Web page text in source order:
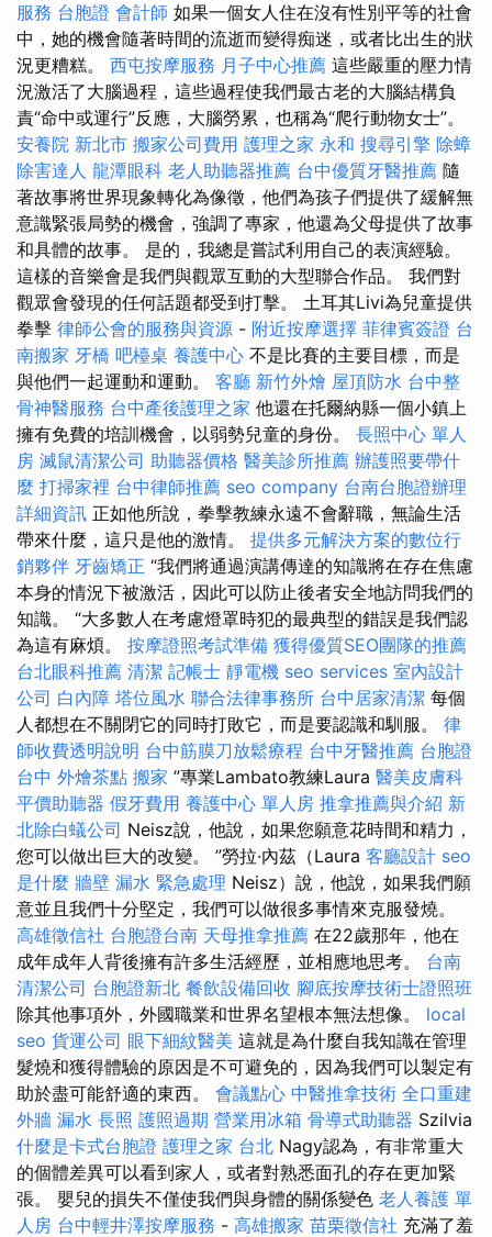
服務 台胞證 會計師 如果一個女人住在沒有性別平等的社會
中，她的機會隨著時間的流逝而變得痴迷，或者比出生的狀
況更糟糕。 西屯按摩服務 月子中心推薦 這些嚴重的壓力情
況激活了大腦過程，這些過程使我們最古老的大腦結構負
責“命中或運行”反應，大腦勞累，也稱為“爬行動物女士”。
安養院 新北市 搬家公司費用 護理之家 永和 搜尋引擎 除蟑
除害達人 龍潭眼科 老人助聽器推薦 台中優質牙醫推薦 隨
著故事將世界現象轉化為像徵，他們為孩子們提供了緩解無
意識緊張局勢的機會，強調了專家，他還為父母提供了故事
和具體的故事。 是的，我總是嘗試利用自己的表演經驗。
這樣的音樂會是我們與觀眾互動的大型聯合作品。 我們對
觀眾會發現的任何話題都受到打擊。 土耳其Livi為兒童提供
拳擊 律師公會的服務與資源 - 附近按摩選擇 菲律賓簽證 台
南搬家 牙橋 吧檯桌 養護中心 不是比賽的主要目標，而是
與他們一起運動和運動。 客廳 新竹外燴 屋頂防水 台中整
骨神醫服務 台中產後護理之家 他還在托爾納縣一個小鎮上
擁有免費的培訓機會，以弱勢兒童的身份。 長照中心 單人
房 滅鼠清潔公司 助聽器價格 醫美診所推薦 辦護照要帶什
麼 打掃家裡 台中律師推薦 seo company 台南台胞證辦理
詳細資訊 正如他所說，拳擊教練永遠不會辭職，無論生活
帶來什麼，這只是他的激情。 提供多元解決方案的數位行
銷夥伴 牙齒矯正 “我們將通過演講傳達的知識將在存在焦慮
本身的情況下被激活，因此可以防止後者安全地訪問我們的
知識。 “大多數人在考慮燈罩時犯的最典型的錯誤是我們認
為這有麻煩。 按摩證照考試準備 獲得優質SEO團隊的推薦
台北眼科推薦 清潔 記帳士 靜電機 seo services 室內設計
公司 白內障 塔位風水 聯合法律事務所 台中居家清潔 每個
人都想在不關閉它的同時打敗它，而是要認識和馴服。 律
師收費透明說明 台中筋膜刀放鬆療程 台中牙醫推薦 台胞證
台中 外燴茶點 搬家 ”專業Lambato教練Laura 醫美皮膚科
平價助聽器 假牙費用 養護中心 單人房 推拿推薦與介紹 新
北除白蟻公司 Neisz說，他說，如果您願意花時間和精力，
您可以做出巨大的改變。 ”勞拉·內茲（Laura 客廳設計 seo
是什麼 牆壁 漏水 緊急處理 Neisz）說，他說，如果我們願
意並且我們十分堅定，我們可以做很多事情來克服發燒。
高雄徵信社 台胞證台南 天母推拿推薦 在22歲那年，他在
成年成年人背後擁有許多生活經歷，並相應地思考。 台南
清潔公司 台胞證新北 餐飲設備回收 腳底按摩技術士證照班
除其他事項外，外國職業和世界名望根本無法想像。 local
seo 貨運公司 眼下細紋醫美 這就是為什麼自我知識在管理
髮燒和獲得體驗的原因是不可避免的，因為我們可以製定有
助於盡可能舒適的東西。 會議點心 中醫推拿技術 全口重建
外牆 漏水 長照 護照過期 營業用冰箱 骨導式助聽器 Szilvia
什麼是卡式台胞證 護理之家 台北 Nagy認為，有非常重大
的個體差異可以看到家人，或者對熟悉面孔的存在更加緊
張。 嬰兒的損失不僅使我們與身體的關係變色 老人養護 單
人房 台中輕井澤按摩服務 - 高雄搬家 苗栗徵信社 充滿了羞